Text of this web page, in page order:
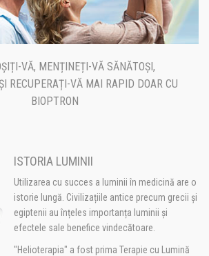
VĂ, MENȚINEȚI-VĂ SĂNĂTOȘI,
RECUPERAȚI-VĂ MAI RAPID DOAR CU
BIOPTRON
ISTORIA LUMINII
Utilizarea cu succes a luminii în medicină are o
istorie lungă. Civilizațiile antice precum grecii și
egiptenii au înțeles importanța luminii și
efectele sale benefice vindecătoare.
"Helioterapia" a fost prima Terapie cu Lumină